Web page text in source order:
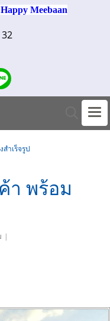
Meebaan
ำเร็จรูป
า พร้อม